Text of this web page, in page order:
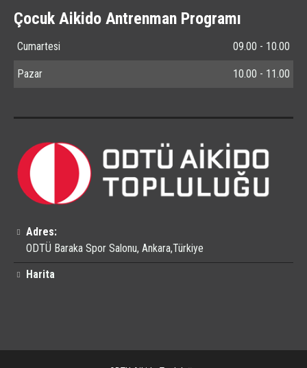
Çocuk Aikido Antrenman Programı
Cumartesi 09.00 - 10.00
Pazar 10.00 - 11.00
Adres:
ODTÜ Baraka Spor Salonu, Ankara,Türkiye
Harita